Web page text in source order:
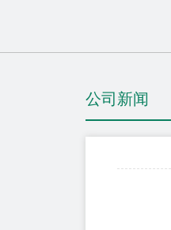
公司新闻